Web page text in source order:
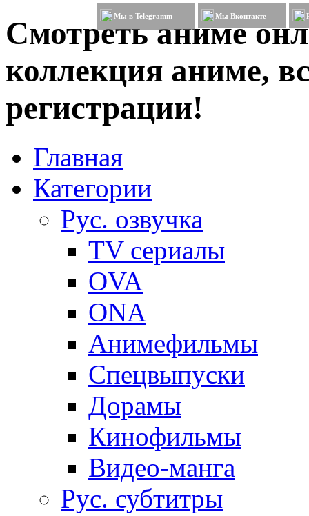
Смотреть аниме
коллекция аниме,
регистрации!
Мы в Telegramm Мы Вконтакте
Главная
Категории
Рус. озвучка
TV сериалы
OVA
ONA
Анимефильмы
Спецвыпуски
Дорамы
Кинофильмы
Видео-манга
Рус. субтитры